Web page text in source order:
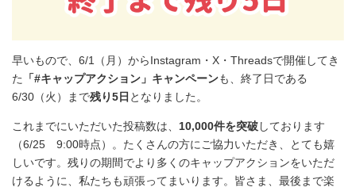
早いもので、6/1（月）からInstagram・X・Threadsで開催してき
た
「#キャップアクション」キャンペーンも、終了日である
6/30（火）まで残り5日 となりました。
これまでにいただいた投稿数は、 10,000件を突破しております
（6/25 9:00時点）。たくさんの方にご協力いただき、とても嬉
しいです。残りの期間でより多くのキャップアクションをいただ
けるように、私たちも頑張ってまいります。皆さま、最後まで楽